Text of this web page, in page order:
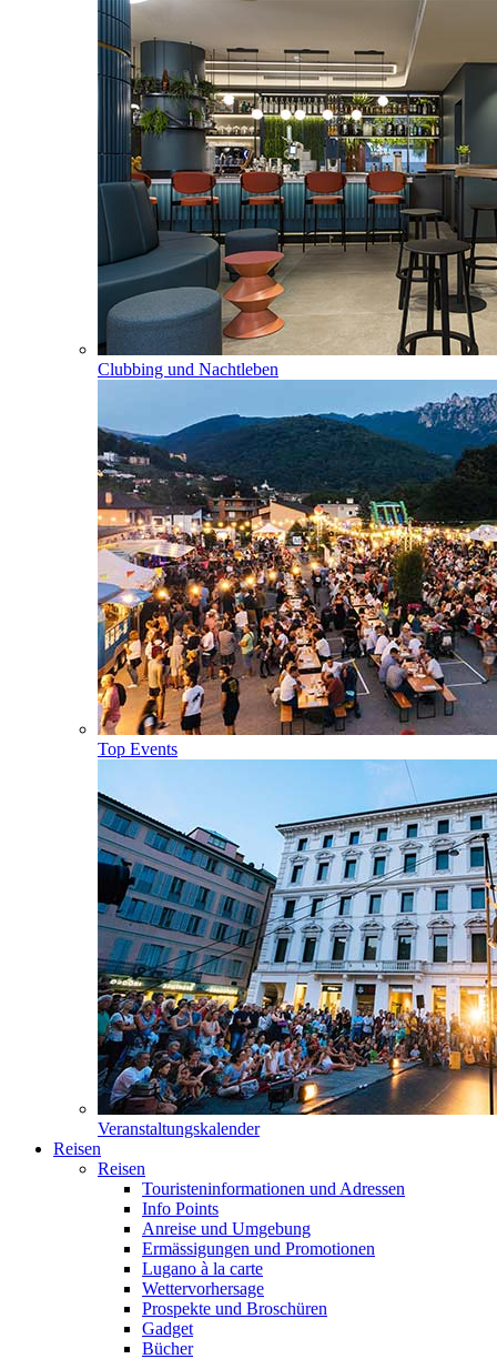
Clubbing und Nachtleben
Top Events
Veranstaltungskalender
Reisen
Reisen
Touristeninformationen und Adressen
Info Points
Anreise und Umgebung
Ermässigungen und Promotionen
Lugano à la carte
Wettervorhersage
Prospekte und Broschüren
Gadget
Bücher